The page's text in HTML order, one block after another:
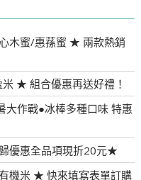
木蜜/惠蓀蜜 ★ 兩款熱銷
★ 組合優惠再送好禮！
大作戰●冰棒多種口味 特惠
優惠全品項現折20元★
機米 ★ 快來填寫表單訂購